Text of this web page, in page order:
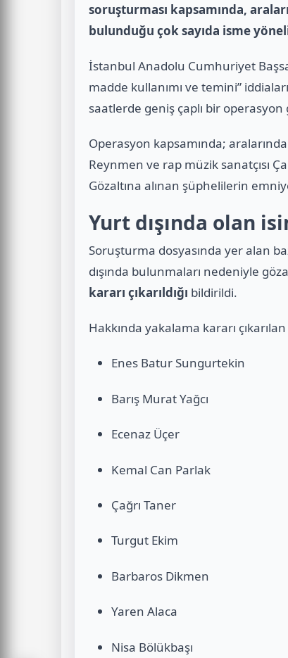
soruşturması kapsamında,
bulunduğu çok sayıda isme
İstanbul Anadolu Cumhuriyet
madde kullanımı ve temini”
saatlerde geniş çaplı bir
Operasyon kapsamında;
Reynmen ve rap müzik sanatçısı
Gözaltına alınan şüphelilerin
Yurt dışında olan
Soruşturma dosyasında yer alan
dışında bulunmaları nedeniyle
kararı çıkarıldığı bildirildi.
Hakkında yakalama kararı
Enes Batur Sungurtekin
Barış Murat Yağcı
Ecenaz Üçer
Kemal Can Parlak
Çağrı Taner
Turgut Ekim
Barbaros Dikmen
Yaren Alaca
Nisa Bölükbaşı